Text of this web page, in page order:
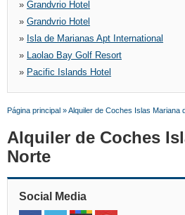
» Grandvrio Hotel
» Grandvrio Hotel
» Isla de Marianas Apt International
» Laolao Bay Golf Resort
» Pacific Islands Hotel
Página principal »Alquiler de Coches Islas Mariana
Alquiler de Coches
Norte
Social Media